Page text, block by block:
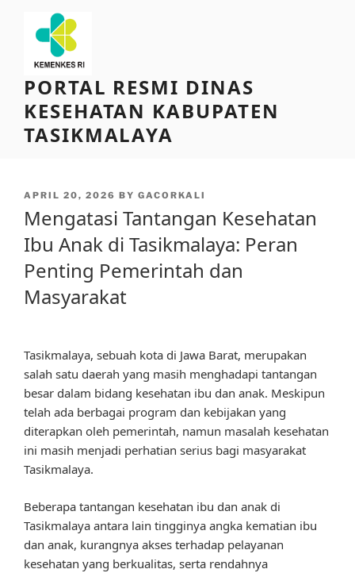
content
PORTAL RESMI DINAS
KESEHATAN KABUPATEN
TASIKMALAYA
POSTED
APRIL 20, 2026 BY GACORKALI
Mengatasi Tantangan Kesehatan
Ibu Anak di Tasikmalaya: Peran
Penting Pemerintah dan
Masyarakat
Tasikmalaya, sebuah kota di Jawa Barat, merupakan
salah satu daerah yang masih menghadapi tantangan
besar dalam bidang kesehatan ibu dan anak. Meskipun
telah ada berbagai program dan kebijakan yang
diterapkan oleh pemerintah, namun masalah kesehatan
ini masih menjadi perhatian serius bagi masyarakat
Tasikmalaya.
Beberapa tantangan kesehatan ibu dan anak di
Tasikmalaya antara lain tingginya angka kematian ibu
dan anak, kurangnya akses terhadap pelayanan
kesehatan yang berkualitas, serta rendahnya